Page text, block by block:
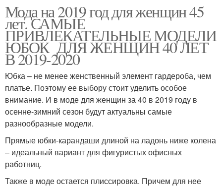
Мода на 2019 год для женщин 45
лет. САМЫЕ
ПРИВЛЕКАТЕЛЬНЫЕ МОДЕЛИ
ЮБОК ДЛЯ ЖЕНЩИН 40 ЛЕТ
В 2019-2020
Юбка – не менее женственный элемент гардероба, чем
платье. Поэтому ее выбору стоит уделить особое
внимание. И в моде для женщин за 40 в 2019 году в
осенне-зимний сезон будут актуальны самые
разнообразные модели.
Прямые юбки-карандаши длиной на ладонь ниже колена
– идеальный вариант для фигуристых офисных
работниц.
Также в моде остается плиссировка. Причем для нее